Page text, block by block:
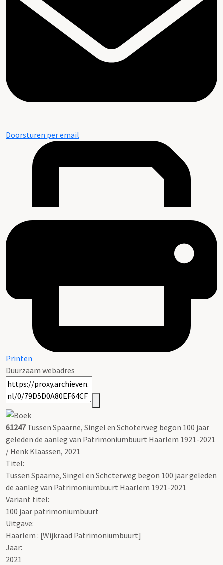
Doorsturen per email
Printen
Duurzaam webadres
61247Tussen Spaarne, Singel en Schoterweg begon 100 jaar
geleden de aanleg van Patrimoniumbuurt Haarlem 1921-2021
/ Henk Klaassen, 2021
Titel:
Tussen Spaarne, Singel en Schoterweg begon 100 jaar geleden
de aanleg van Patrimoniumbuurt Haarlem 1921-2021
Variant titel:
100 jaar patrimoniumbuurt
Uitgave:
Haarlem : [Wijkraad Patrimoniumbuurt]
Jaar:
2021